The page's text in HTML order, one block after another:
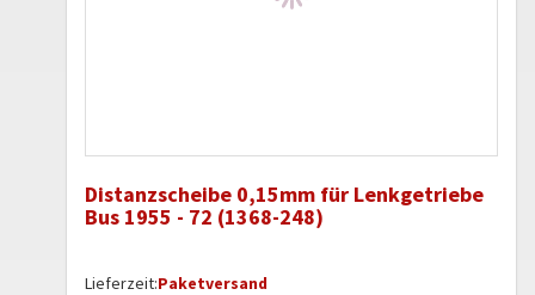
Distanzscheibe 0,15mm für Lenkgetriebe
Bus 1955 - 72 (1368-248)
Lieferzeit:Paketversand